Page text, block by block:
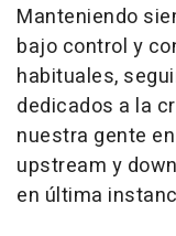
Manteniendo
bajo control y
habituales,
dedicados a la
nuestra gente
upstream y
en última